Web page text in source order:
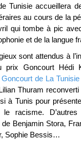
Tunisie accueillera
au cours de la
qui tombe à pic
et de la langue
sont attendus à
prix Goncourt Hédi
de La Tunisie
Thuram
à Tunis pour
le racisme.
de Benjamin Stora,
Sophie Bessis…